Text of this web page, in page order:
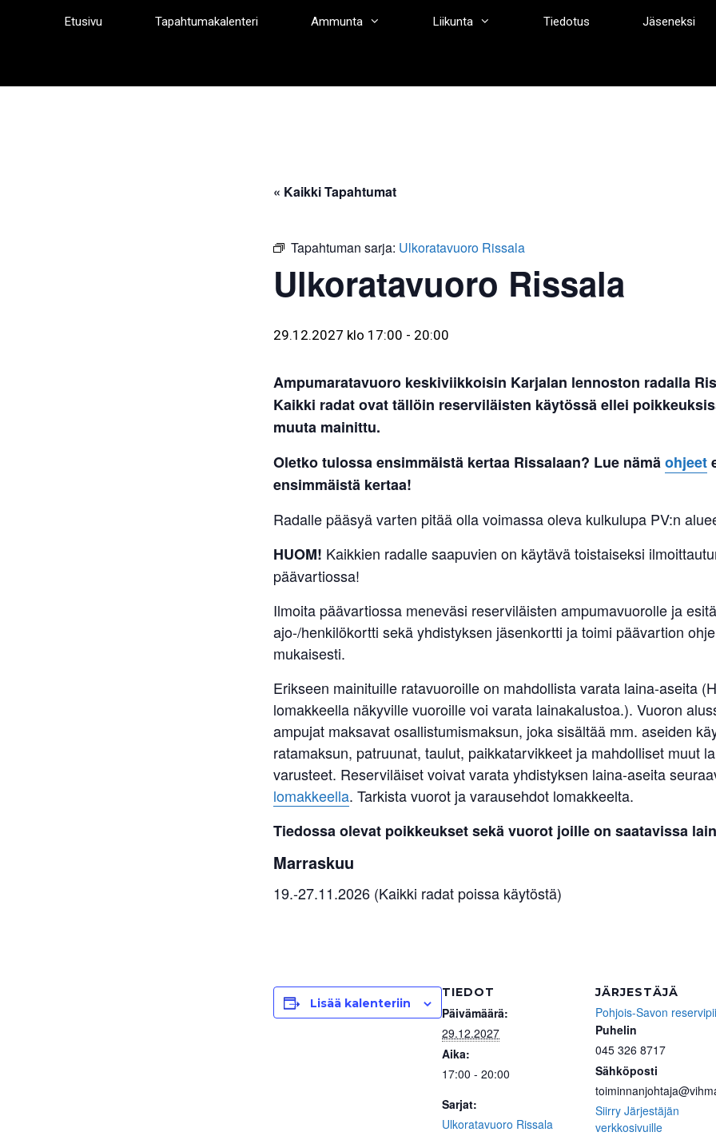
Etusivu Tapahtumakalenteri Ammunta Liikunta Tiedotus Jäseneksi
« Kaikki Tapahtumat
Tapahtuman sarja: Ulkoratavuoro Rissala
Ulkoratavuoro Rissala
29.12.2027 klo 17:00 - 20:00
Ampumaratavuoro keskiviikkoisin Karjalan lennoston radalla
Kaikki radat ovat tällöin reserviläisten käytössä ellei
muuta mainittu.
Oletko tulossa ensimmäistä kertaa Rissalaan? Lue nämäohjeet
ensimmäistä kertaa!
Radalle pääsyä varten pitää olla voimassa oleva kulkulupa PV:n
HUOM! Kaikkien radalle saapuvien on käytävä toistaiseksi
päävartiossa!
Ilmoita päävartiossa meneväsi reserviläisten ampumavuorolle ja esitä
ajo-/henkilökortti sekä yhdistyksen jäsenkortti ja toimi päävartion
mukaisesti.
Erikseen mainituille ratavuoroille on mahdollista varata laina-aseita
lomakkeella näkyville vuoroille voi varata lainakalustoa.). Vuoron
ampujat maksavat osallistumismaksun, joka sisältää mm. aseiden
ratamaksun, patruunat, taulut, paikkatarvikkeet ja mahdolliset muut
varusteet. Reserviläiset voivat varata yhdistyksen laina-aseita
lomakkeella. Tarkista vuorot ja varausehdot lomakkeelta.
Tiedossa olevat poikkeukset sekä vuorot joille on saatavissa
Marraskuu
19.-27.11.2026 (Kaikki radat poissa käytöstä)
Lisää kalenteriin
TIEDOT
Päivämäärä:
29.12.2027
Aika:
17:00 - 20:00
Sarjat:
Ulkoratavuoro Rissala
JÄRJESTÄJÄ
Pohjois-Savon
Puhelin
045 326 8717
Sähköposti
Siirry Järjestäjän
verkkosivuille